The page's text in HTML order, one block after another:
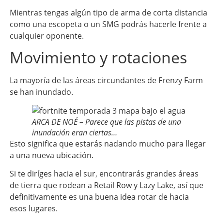
Mientras tengas algún tipo de arma de corta distancia
como una escopeta o un SMG podrás hacerle frente a
cualquier oponente.
Movimiento y rotaciones
La mayoría de las áreas circundantes de Frenzy Farm
se han inundado.
ARCA DE NOÉ – Parece que las pistas de una
inundación eran ciertas…
Esto significa que estarás nadando mucho para llegar
a una nueva ubicación.
Si te diríges hacia el sur, encontrarás grandes áreas
de tierra que rodean a Retail Row y Lazy Lake, así que
definitivamente es una buena idea rotar de hacia
esos lugares.